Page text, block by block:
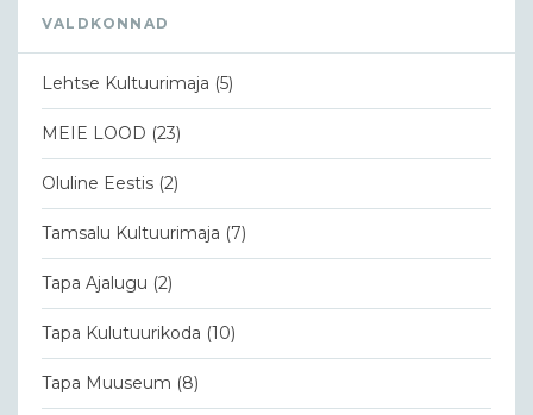
VALDKONNAD
Lehtse Kultuurimaja (5)
MEIE LOOD (23)
Oluline Eestis (2)
Tamsalu Kultuurimaja (7)
Tapa Ajalugu (2)
Tapa Kulutuurikoda (10)
Tapa Muuseum (8)